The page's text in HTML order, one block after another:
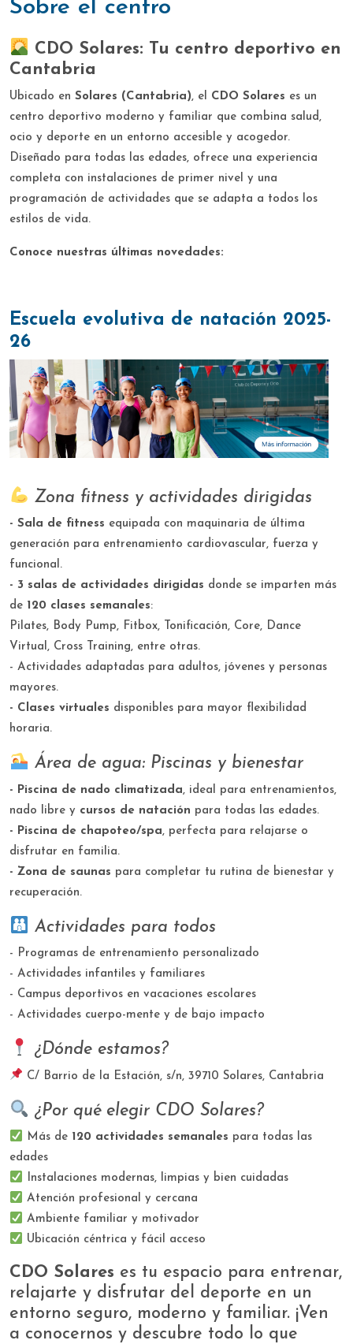
sobre el centro
CDO Solares: Tu centro deportivo en
Cantabria
Ubicado en Solares (Cantabria), el CDO Solares es un
centro deportivo moderno y familiar que combina salud,
ocio y deporte en un entorno accesible y acogedor.
Diseñado para todas las edades, ofrece una experiencia
completa con instalaciones de primer nivel y una
programación de actividades que se adapta a todos los
estilos de vida.
Conoce nuestras últimas novedades:
Escuela evolutiva de natación 2025-
26
Zona fitness y actividades dirigidas
- Sala de fitness equipada con maquinaria de última
generación para entrenamiento cardiovascular, fuerza y
funcional.
- 3 salas de actividades dirigidas donde se imparten más
de 120 clases semanales:
Pilates, Body Pump, Fitbox, Tonificación, Core, Dance
Virtual, Cross Training, entre otras.
- Actividades adaptadas para adultos, jóvenes y personas
mayores.
- Clases virtuales disponibles para mayor flexibilidad
horaria.
Área de agua: Piscinas y bienestar
- Piscina de nado climatizada, ideal para entrenamientos,
nado libre y cursos de natación para todas las edades.
- Piscina de chapoteo/spa, perfecta para relajarse o
disfrutar en familia.
- Zona de saunas para completar tu rutina de bienestar y
recuperación.
Actividades para todos
- Programas de entrenamiento personalizado
- Actividades infantiles y familiares
- Campus deportivos en vacaciones escolares
- Actividades cuerpo-mente y de bajo impacto
¿Dónde estamos?
C/ Barrio de la Estación, s/n, 39710 Solares, Cantabria
¿Por qué elegir CDO Solares?
Más de 120 actividades semanales para todas las
edades
Instalaciones modernas, limpias y bien cuidadas
Atención profesional y cercana
Ambiente familiar y motivador
Ubicación céntrica y fácil acceso
CDO Solares es tu espacio para entrenar,
relajarte y disfrutar del deporte en un
entorno seguro, moderno y familiar. ¡Ven
a conocernos y descubre todo lo que